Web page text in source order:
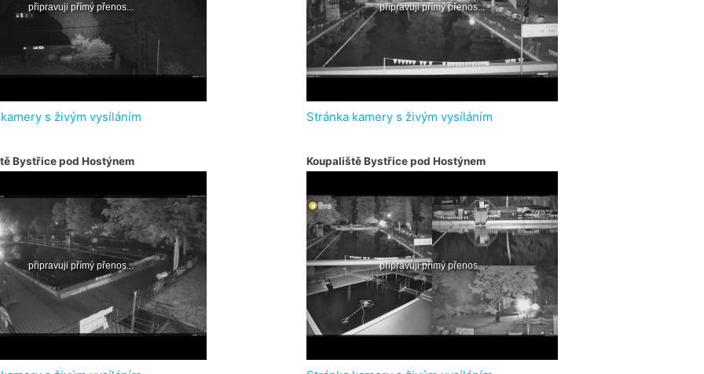
s živým vysíláním Stránka kamery s živým vysíláním
Bystřice pod Hostýnem Koupaliště Bystřice pod Hostýnem